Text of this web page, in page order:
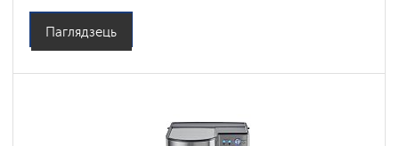
Паглядзець